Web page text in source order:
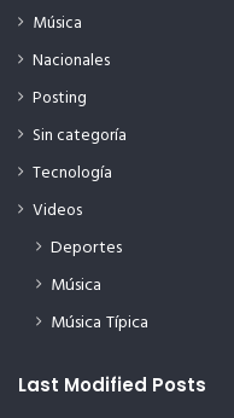
Música
Nacionales
Posting
Sin categoría
Tecnología
Videos
Deportes
Música
Música Típica
Last Modified Posts